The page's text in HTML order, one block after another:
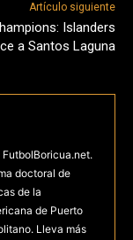
Artículo siguiente
Islanders
a Santos Laguna
doctoral de
de la
de Puerto
Lleva más